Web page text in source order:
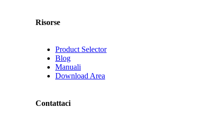
Risorse
Product Selector
Blog
Manuali
Download Area
Contattaci